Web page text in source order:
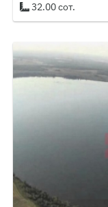
32.00 сот.